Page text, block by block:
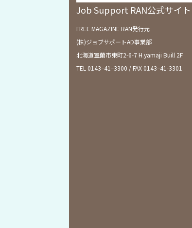
Job Support RAN公式サイト
FREE MAGAZINE RAN発行元
(株)ジョブサポートAD事業部
北海道室蘭市東町2-6-7 H.yamaji Buill 2F
TEL 0143–41–3300 / FAX 0143–41-3301